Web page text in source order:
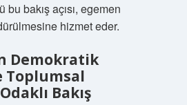
bakış açısı, egemen
hizmet eder.
Demokratik
Toplumsal
Bakış